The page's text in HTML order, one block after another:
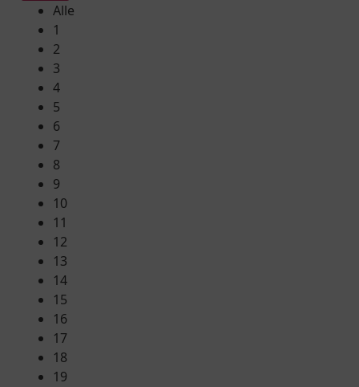
Alle
1
2
3
4
5
6
7
8
9
10
11
12
13
14
15
16
17
18
19